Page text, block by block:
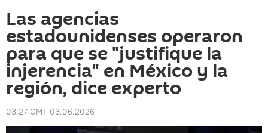
Las agencias
estadounidenses operaron
para que se "justifique la
injerencia" en México y la
región, dice experto
03:27 GMT 03.06.2026